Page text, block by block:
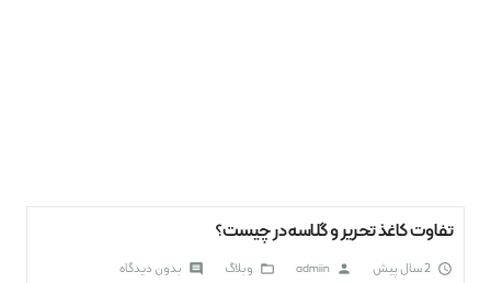
تفاوت کاغذ تحریر و گلاسه در چیست؟
access_time 2 سال پیش person
admiin
folder_open وبلاگ comment بدون دیدگاه